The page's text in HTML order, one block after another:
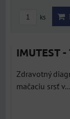
ks
IMUTEST
Zdravotný
mačaciu srsť v...